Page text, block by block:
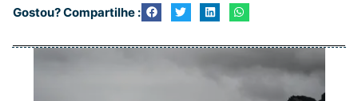
Gostou? Compartilhe :